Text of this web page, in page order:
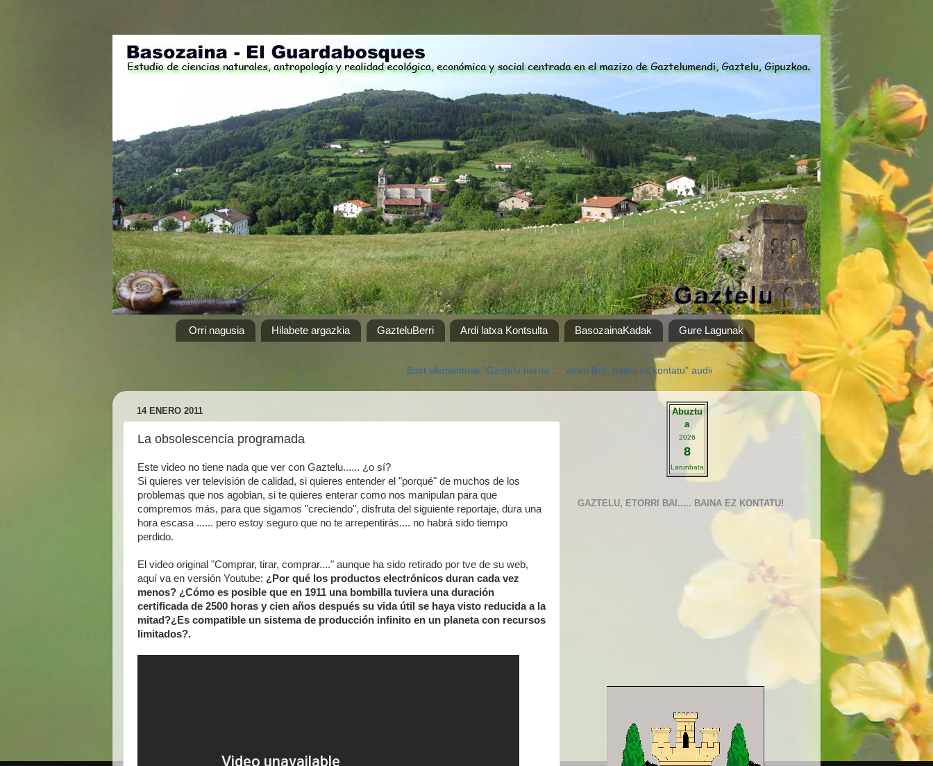
Orri nagusia Hilabete argazkia GazteluBerri Ardi latxa Kontsulta BasozainaKadak Gure Lagunak
Bost elementuak "Gaztelu herria..... etorri BAI, baina ez kontatu" audiobisuala musika "Alegria" Fito & Fitipaldis .... ikusteko KLIK
14 ENERO 2011
La obsolescencia programada
Este video no tiene nada que ver con Gaztelu...... ¿o sí?
Si quieres ver televisión de calidad, si quieres entender el "porqué" de muchos de los
problemas que nos agobian, si te quieres enterar como nos manipulan para que
compremos más, para que sigamos "creciendo", disfruta del siguiente reportaje, dura una
hora escasa ...... pero estoy seguro que no te arrepentirás.... no habrá sido tiempo
perdido.
El video original "Comprar, tirar, comprar...." aunque ha sido retirado por tve de su web,
aquí va en versión Youtube: ¿Por qué los productos electrónicos duran cada vez
menos? ¿Cómo es posible que en 1911 una bombilla tuviera una duración
certificada de 2500 horas y cien años después su vida útil se haya visto reducida a la
mitad?¿Es compatible un sistema de producción infinito en un planeta con recursos
limitados?.
Abuztu
a
2026
8
Larunbata
GAZTELU, ETORRI BAI..... BAINA EZ KONTATU!